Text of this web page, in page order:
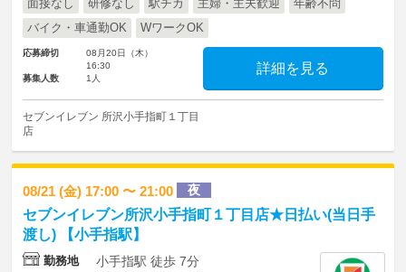
面接なし 研修なし 駅チカ 主婦・主夫歓迎
年齢不問
バイク・車通勤OK
WワークOK
応募締切
08月20日（木）
16:30
募集人数
1人
詳細を見る
セブンイレブン 所沢小手指町１丁目
店
08/21 (金) 17:00 〜 21:00 夜
セブンイレブン所沢小手指町１丁目店★日払い(当日手
渡し) 【小手指駅】
勤務地
小手指駅 徒歩 7分